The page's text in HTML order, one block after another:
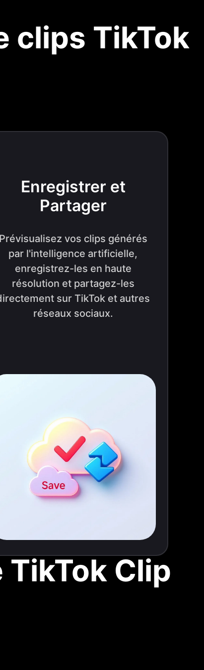
clips TikTok
Enregistrer et
Partager
Prévisualisez vos clips générés
par l'intelligence artificielle,
enregistrez-les en haute
résolution et partagez-les
sur TikTok et autres
réseaux sociaux.
Clip